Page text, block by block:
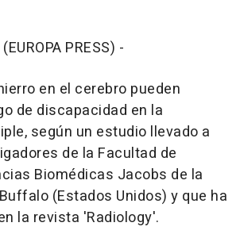
PRESS) -
en el cerebro pueden
de discapacidad en la
según un estudio llevado a
de la Facultad de
Biomédicas Jacobs de la
(Estados Unidos) y que ha
la revista 'Radiology'.